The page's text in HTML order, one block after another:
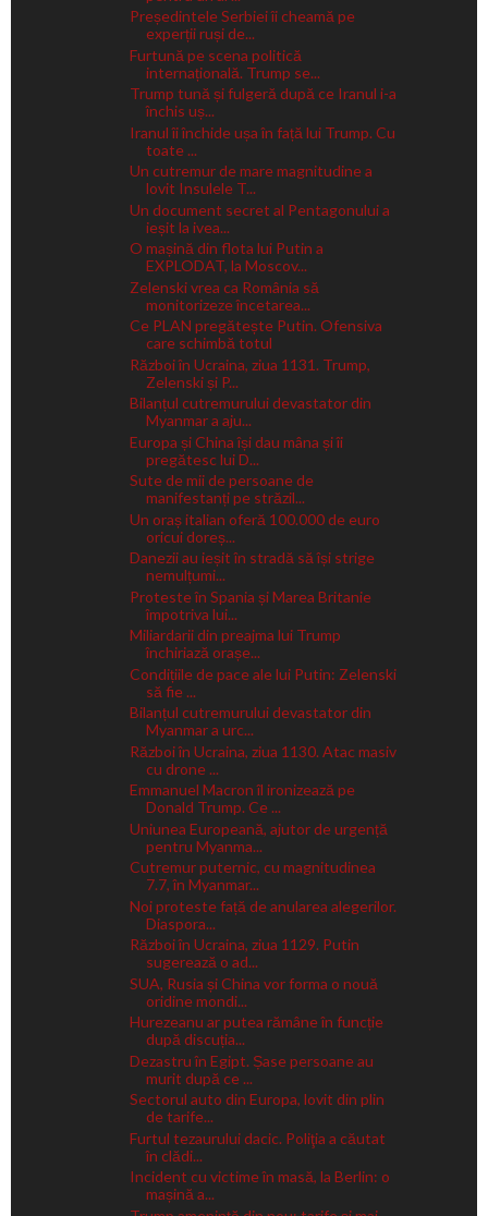
Președintele Serbiei îi cheamă pe
experții ruși de...
Furtună pe scena politică
internațională. Trump se...
Trump tună și fulgeră după ce Iranul i-a
închis uș...
Iranul îi închide ușa în față lui Trump. Cu
toate ...
Un cutremur de mare magnitudine a
lovit Insulele T...
Un document secret al Pentagonului a
ieșit la ivea...
O mașină din flota lui Putin a
EXPLODAT, la Moscov...
Zelenski vrea ca România să
monitorizeze încetarea...
Ce PLAN pregătește Putin. Ofensiva
care schimbă totul
Război în Ucraina, ziua 1131. Trump,
Zelenski și P...
Bilanțul cutremurului devastator din
Myanmar a aju...
Europa și China își dau mâna și îi
pregătesc lui D...
Sute de mii de persoane de
manifestanți pe străzil...
Un oraș italian oferă 100.000 de euro
oricui doreș...
Danezii au ieșit în stradă să își strige
nemulțumi...
Proteste în Spania și Marea Britanie
împotriva lui...
Miliardarii din preajma lui Trump
închiriază orașe...
Condițiile de pace ale lui Putin: Zelenski
să fie ...
Bilanțul cutremurului devastator din
Myanmar a urc...
Război în Ucraina, ziua 1130. Atac masiv
cu drone ...
Emmanuel Macron îl ironizează pe
Donald Trump. Ce ...
Uniunea Europeană, ajutor de urgență
pentru Myanma...
Cutremur puternic, cu magnitudinea
7.7, în Myanmar...
Noi proteste față de anularea alegerilor.
Diaspora...
Război în Ucraina, ziua 1129. Putin
sugerează o ad...
SUA, Rusia și China vor forma o nouă
oridine mondi...
Hurezeanu ar putea rămâne în funcție
după discuția...
Dezastru în Egipt. Șase persoane au
murit după ce ...
Sectorul auto din Europa, lovit din plin
de tarife...
Furtul tezaurului dacic. Poliţia a căutat
în clădi...
Incident cu victime în masă, la Berlin: o
mașină a...